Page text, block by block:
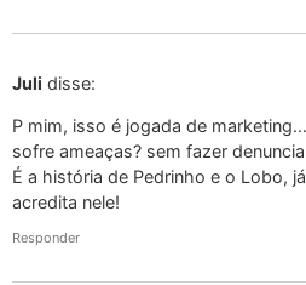
Juli disse:
P mim, isso é jogada de
sofre ameaças? sem fazer
É a história de Pedrinho e o Lobo,
acredita nele!
Responder